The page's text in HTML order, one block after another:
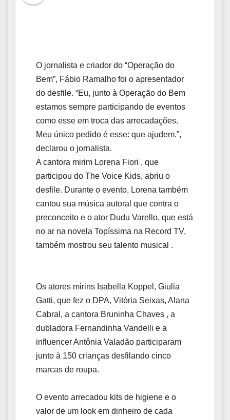
O jornalista e criador do “Operação do
Bem”, Fábio Ramalho foi o apresentador
do desfile. “Eu, junto à Operação do Bem
estamos sempre participando de eventos
como esse em troca das arrecadações.
Meu único pedido é esse: que ajudem.”,
declarou o jornalista.
A cantora mirim Lorena Fiori , que
participou do The Voice Kids, abriu o
desfile. Durante o evento, Lorena também
cantou sua música autoral que contra o
preconceito e o ator Dudu Varello, que está
no ar na novela Topíssima na Record TV,
também mostrou seu talento musical .
Os atores mirins Isabella Koppel, Giulia
Gatti, que fez o DPA, Vitória Seixas, Alana
Cabral, a cantora Bruninha Chaves , a
dubladora Fernandinha Vandelli e a
influencer Antônia Valadão participaram
junto à 150 crianças desfilando cinco
marcas de roupa.
O evento arrecadou kits de higiene e o
valor de um look em dinheiro de cada